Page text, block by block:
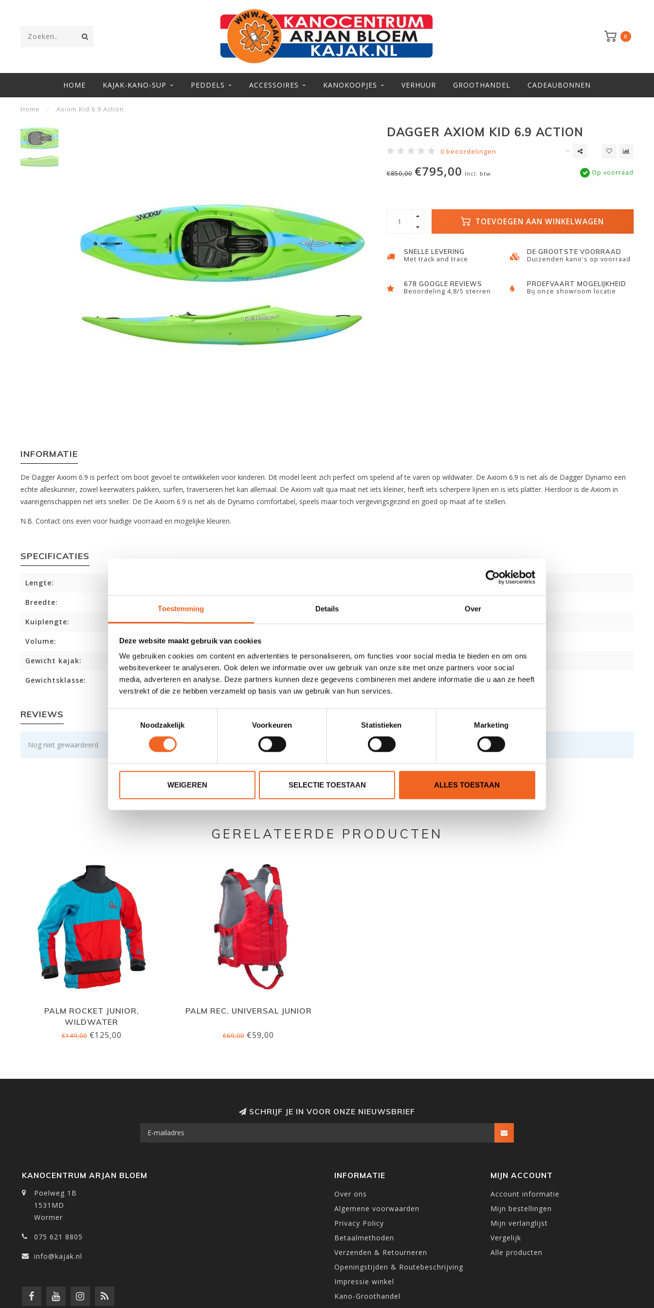
Toestemming Details Over
Deze website maakt gebruik van cookies
We gebruiken cookies om content en advertenties te personaliseren, om functies voor social media te bieden en om ons
websiteverkeer te analyseren. Ook delen we informatie over uw gebruik van onze site met onze partners voor social
media, adverteren en analyse. Deze partners kunnen deze gegevens combineren met andere informatie die u aan ze heeft
verstrekt of die ze hebben verzameld op basis van uw gebruik van hun services.
Noodzakelijk
Voorkeuren Statistieken Marketing
WEIGEREN SELECTIE TOESTAAN ALLES TOESTAAN
0
HOME KAJAK-KANO-SUP PEDDELS ACCESSOIRES KANOKOOPJES VERHUUR GROOTHANDEL CADEAUBONNEN
Home / Axiom Kid 6.9 Action
DAGGER AXIOM KID 6.9 ACTION
0 beoordelingen
€850,00 €795,00 Incl. btw Op voorraad
TOEVOEGEN AAN WINKELWAGEN
SNELLE LEVERING
Met track and trace
DE GROOTSTE VOORRAAD
Duizenden kano's op voorraad
678 GOOGLE REVIEWS
Beoordeling 4,8/5 sterren
PROEFVAART MOGELIJKHEID
Bij onze showroom locatie
INFORMATIE
De Dagger Axiom 6.9 is perfect om boot gevoel te ontwikkelen voor kinderen. Dit model leent zich perfect om spelend af te varen op wildwater. De Axiom 6.9 is net als de Dagger Dynamo een
echte alleskunner, zowel keerwaters pakken, surfen, traverseren het kan allemaal. De Axiom valt qua maat net iets kleiner, heeft iets scherpere lijnen en is iets platter. Hierdoor is de Axiom in
vaareigenschappen net iets sneller. De De Axiom 6.9 is net als de Dynamo comfortabel, speels maar toch vergevingsgezind en goed op maat af te stellen.
N.B. Contact ons even voor huidige voorraad en mogelijke kleuren.
SPECIFICATIES
Lengte:
Breedte:
Kuiplengte: 71 cm
Volume:
Gewicht kajak: 11 kg
Gewichtsklasse: 29 - 54 kg
REVIEWS
Nog niet gewaardeerd
0 sterren op basis van 0 beoordelingen
GERELATEERDE PRODUCTEN
PALM ROCKET JUNIOR,
WILDWATER
€149,00€125,00
PALM REC. UNIVERSAL JUNIOR
€69,00€59,00
SCHRIJF JE IN VOOR ONZE NIEUWSBRIEF
KANOCENTRUM ARJAN BLOEM
Poelweg 1B
1531MD
Wormer
075 621 8805
info@kajak.nl
INFORMATIE
Over ons
Algemene voorwaarden
Privacy Policy
Betaalmethoden
Verzenden & Retourneren
Openingstijden & Routebeschrijving
Impressie winkel
Kano-Groothandel
MIJN ACCOUNT
Account informatie
Mijn bestellingen
Mijn verlanglijst
Vergelijk
Alle producten